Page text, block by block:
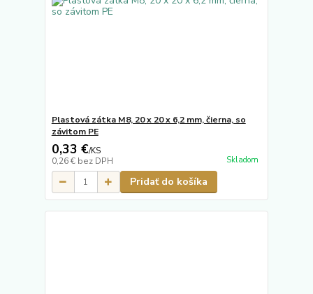
Plastová zátka M8, 20 x 20 x 6,2 mm, čierna, so
závitom PE
0,33 €/KS
0,26 € bez DPH Skladom
Pridať do košíka